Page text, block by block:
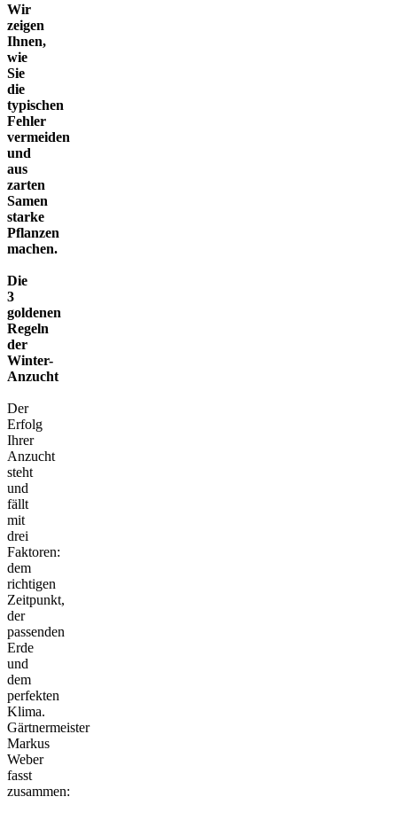
Wir
zeigen
Ihnen,
wie
Sie
die
typischen
Fehler
vermeiden
und
aus
zarten
Samen
starke
Pflanzen
machen.
Die
3
goldenen
Regeln
der
Winter-
Anzucht
Der
Erfolg
Ihrer
Anzucht
steht
und
fällt
mit
drei
Faktoren:
dem
richtigen
Zeitpunkt,
der
passenden
Erde
und
dem
perfekten
Klima.
Gärtnermeister
Markus
Weber
fasst
zusammen: